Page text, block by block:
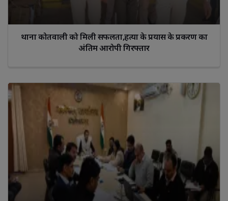
थाना कोतवाली को मिली सफलता,हत्या के प्रयास के प्रकरण का
अंतिम आरोपी गिरफ्तार